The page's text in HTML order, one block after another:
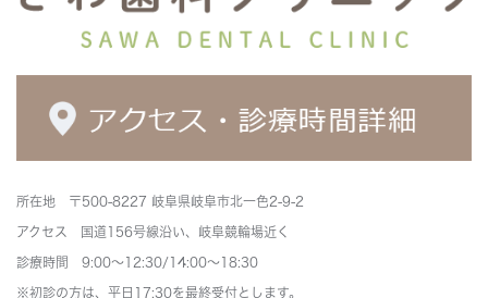
所在地 〒500-8227 岐阜県岐阜市北一色2-9-2
アクセス 国道156号線沿い、岐阜競輪場近く
診療時間 9:00～12:30/14:00～18:30
※初診の方は、平日17:30を最終受付とします。